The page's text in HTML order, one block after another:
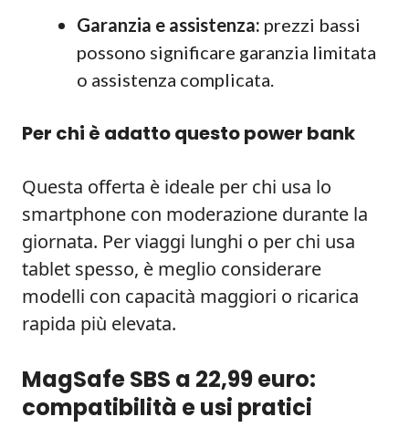
Garanzia e assistenza: prezzi bassi
possono significare garanzia limitata
o assistenza complicata.
Per chi è adatto questo power bank
Questa offerta è ideale per chi usa lo
smartphone con moderazione durante la
giornata. Per viaggi lunghi o per chi usa
tablet spesso, è meglio considerare
modelli con capacità maggiori o ricarica
rapida più elevata.
MagSafe SBS a 22,99 euro:
compatibilità e usi pratici